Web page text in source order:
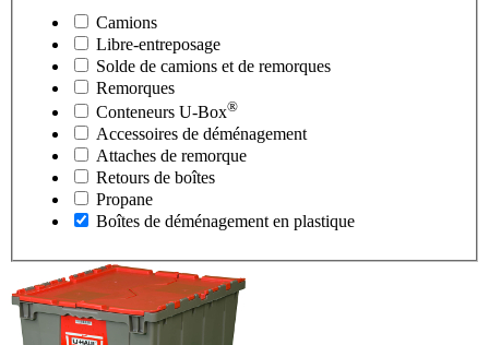
Camions
Libre-entreposage
Solde de camions et de remorques
Remorques
Conteneurs U-Box®
Accessoires de déménagement
Attaches de remorque
Retours de boîtes
Propane
Boîtes de déménagement en plastique